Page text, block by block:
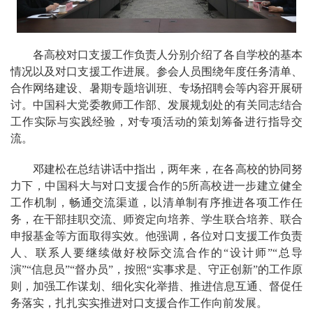
各高校对口支援工作负责人分别介绍了各自学校的基本
情况以及对口支援工作进展。参会人员围绕年度任务清单、
合作网络建设、暑期专题培训班、专场招聘会等内容开展研
讨。中国科大党委教师工作部、发展规划处的有关同志结合
工作实际与实践经验，对专项活动的策划筹备进行指导交
流。
邓建松在总结讲话中指出，两年来，在各高校的协同努
力下，中国科大与对口支援合作的5所高校进一步建立健全
工作机制，畅通交流渠道，以清单制有序推进各项工作任
务，在干部挂职交流、师资定向培养、学生联合培养、联合
申报基金等方面取得实效。他强调，各位对口支援工作负责
人、联系人要继续做好校际交流合作的“设计师”“总导
演”“信息员”“督办员”，按照“实事求是、守正创新”的工作原
则，加强工作谋划、细化实化举措、推进信息互通、督促任
务落实，扎扎实实推进对口支援合作工作向前发展。